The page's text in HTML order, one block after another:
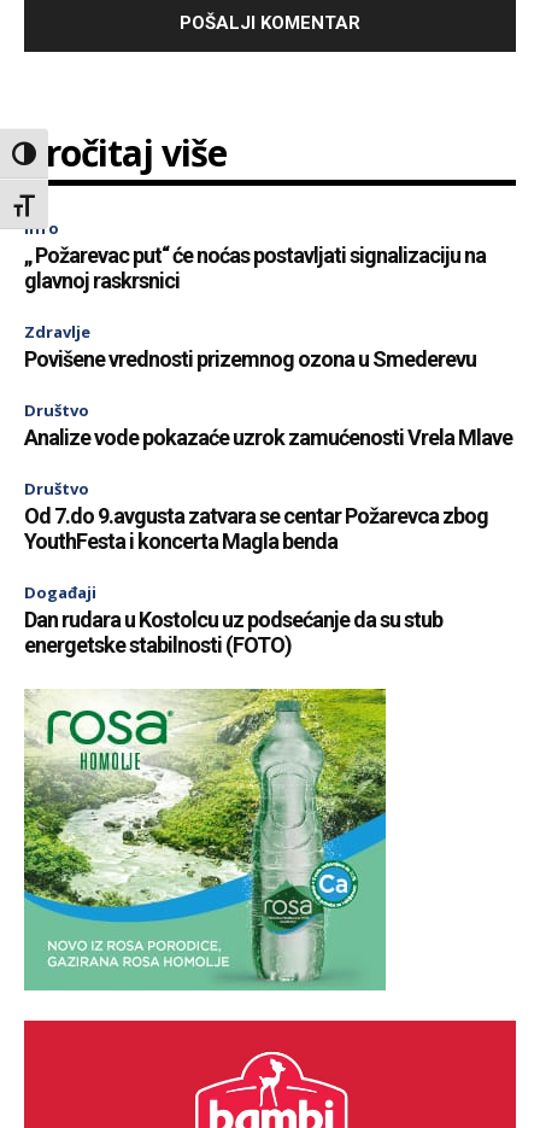
Toggle High Contrast
Toggle Font size
Pročitaj više
Info
„ Požarevac put“ će noćas postavljati signalizaciju na
glavnoj raskrsnici
Zdravlje
Povišene vrednosti prizemnog ozona u Smederevu
Društvo
Analize vode pokazaće uzrok zamućenosti Vrela Mlave
Društvo
Od 7.do 9.avgusta zatvara se centar Požarevca zbog
YouthFesta i koncerta Magla benda
Događaji
Dan rudara u Kostolcu uz podsećanje da su stub
energetske stabilnosti (FOTO)